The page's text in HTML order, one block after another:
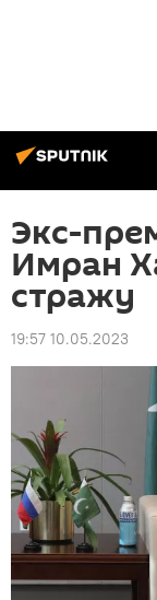
Экс-
Имран
стражу
19:57 10.05.2023